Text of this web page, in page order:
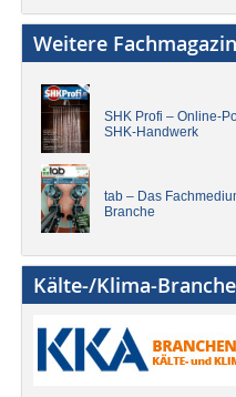
Weitere
SHK Profi – Online-
SHK-Handwerk
tab – Das
Branche
Kälte-/Klima-